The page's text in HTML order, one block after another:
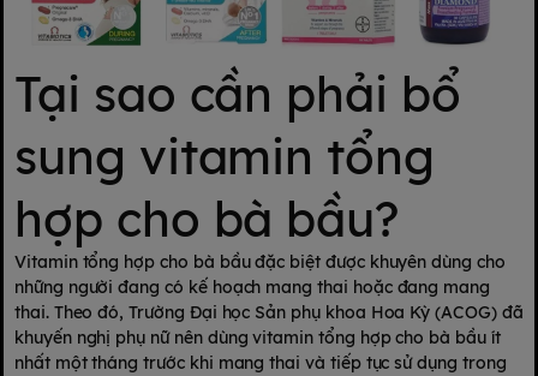
Tại sao cần phải bổ
sung vitamin tổng
hợp cho bà bầu?
Vitamin tổng hợp cho bà bầu đặc biệt được khuyên dùng cho
những người đang có kế hoạch mang thai hoặc đang mang
thai. Theo đó, Trường Đại học Sản phụ khoa Hoa Kỳ (ACOG) đã
khuyến nghị phụ nữ nên dùng vitamin tổng hợp cho bà bầu ít
nhất một tháng trước khi mang thai và tiếp tục sử dụng trong